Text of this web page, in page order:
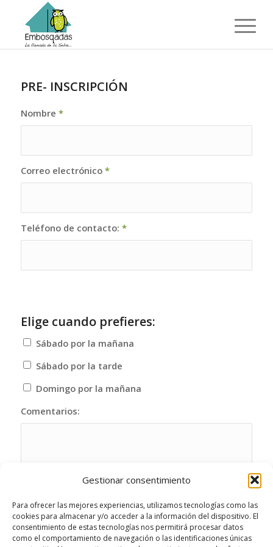
Gestionar consentimiento
Para ofrecer las mejores experiencias, utilizamos tecnologías como las
cookies para almacenar y/o acceder a la información del dispositivo. El
consentimiento de estas tecnologías nos permitirá procesar datos
como el comportamiento de navegación o las identificaciones únicas
PRE- INSCRIPCIÓN
Nombre *
Correo electrónico *
Teléfono de contacto: *
Elige cuando prefieres:
Sábado por la mañana
Sábado por la tarde
Domingo por la mañana
Comentarios: